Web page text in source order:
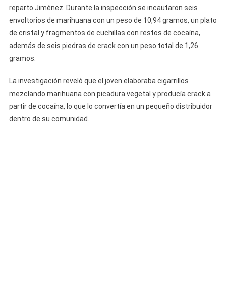
reparto Jiménez. Durante la inspección se incautaron seis
envoltorios de marihuana con un peso de 10,94 gramos, un plato
de cristal y fragmentos de cuchillas con restos de cocaína,
además de seis piedras de crack con un peso total de 1,26
gramos.
La investigación reveló que el joven elaboraba cigarrillos
mezclando marihuana con picadura vegetal y producía crack a
partir de cocaína, lo que lo convertía en un pequeño distribuidor
dentro de su comunidad.